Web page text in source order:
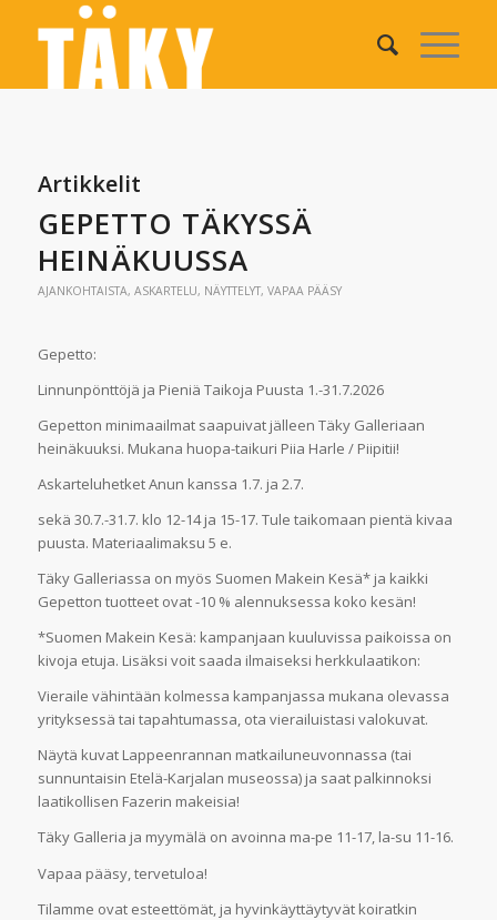
Artikkelit
GEPETTO TÄKYSSÄ
HEINÄKUUSSA
AJANKOHTAISTA, ASKARTELU, NÄYTTELYT, VAPAA PÄÄSY
Gepetto:
Linnunpönttöjä ja Pieniä Taikoja Puusta 1.-31.7.2026
Gepetton minimaailmat saapuivat jälleen Täky Galleriaan
heinäkuuksi. Mukana huopa-taikuri Piia Harle / Piipitii!
Askarteluhetket Anun kanssa 1.7. ja 2.7.
sekä 30.7.-31.7. klo 12-14 ja 15-17. Tule taikomaan pientä kivaa
puusta. Materiaalimaksu 5 e.
Täky Galleriassa on myös Suomen Makein Kesä* ja kaikki
Gepetton tuotteet ovat -10 % alennuksessa koko kesän!
*Suomen Makein Kesä: kampanjaan kuuluvissa paikoissa on
kivoja etuja. Lisäksi voit saada ilmaiseksi herkkulaatikon:
Vieraile vähintään kolmessa kampanjassa mukana olevassa
yrityksessä tai tapahtumassa, ota vierailuistasi valokuvat.
Näytä kuvat Lappeenrannan matkailuneuvonnassa (tai
sunnuntaisin Etelä-Karjalan museossa) ja saat palkinnoksi
laatikollisen Fazerin makeisia!
Täky Galleria ja myymälä on avoinna ma-pe 11-17, la-su 11-16.
Vapaa pääsy, tervetuloa!
Tilamme ovat esteettömät, ja hyvinkäyttäytyvät koiratkin